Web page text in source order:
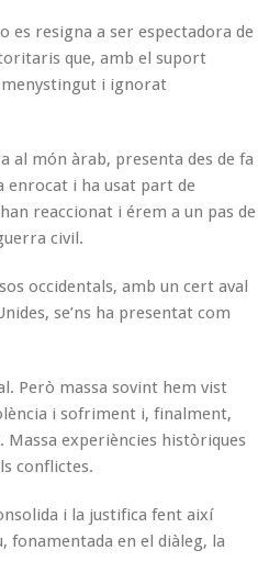
es resigna a ser espectadora de
que, amb el suport
i ignorat
al món àrab, presenta des de fa
enrocat i ha usat part de
reaccionat i érem a un pas de
civil.
occidentals, amb un cert aval
se’ns ha presentat com
Però massa sovint hem vist
i sofriment i, finalment,
experiències històriques
conflictes.
i la justifica fent així
fonamentada en el diàleg, la